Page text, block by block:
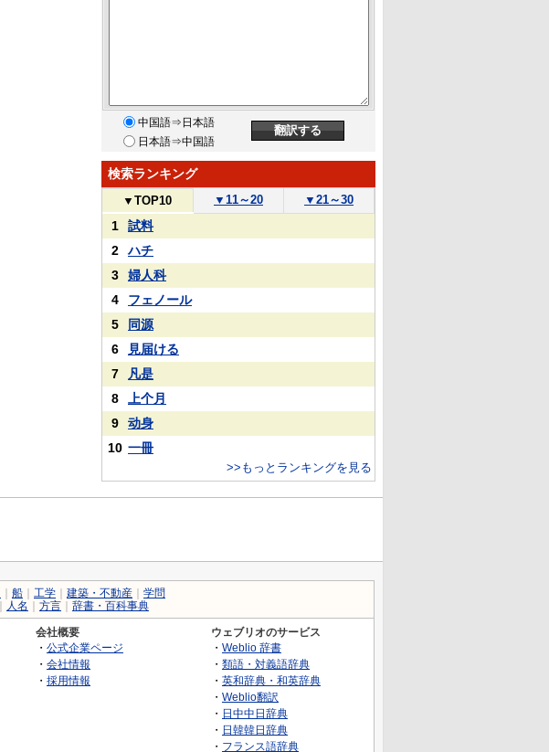
中国語⇒日本語
日本語⇒中国語
検索ランキング
▼ TOP10 ▼ 11～20 ▼ 21～30
1
試料
2
ハチ
3
婦人科
4
フェノール
5
同源
6
見届ける
7
凡是
8
上个月
9
动身
10 一冊
>>もっとランキングを見る
船 工学 建築・不動産
学問
人名 方言 辞書・百科事典
会社概要
・ 公式企業ページ
・ 会社情報
・ 採用情報
ウェブリオのサービス
・ Weblio 辞書
・ 類語・対義語辞典
・ 英和辞典・和英辞典
・ Weblio翻訳
・ 日中中日辞典
・ 日韓韓日辞典
・ フランス語辞典